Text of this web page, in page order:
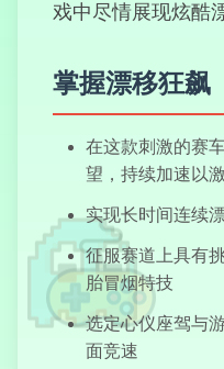
戏中尽情展现炫酷
掌握漂移狂飙
在这款刺激的赛
望，持续加速以
实现长时间连续
征服赛道上具有
胎冒烟特技
选定心仪座驾与
面竞速